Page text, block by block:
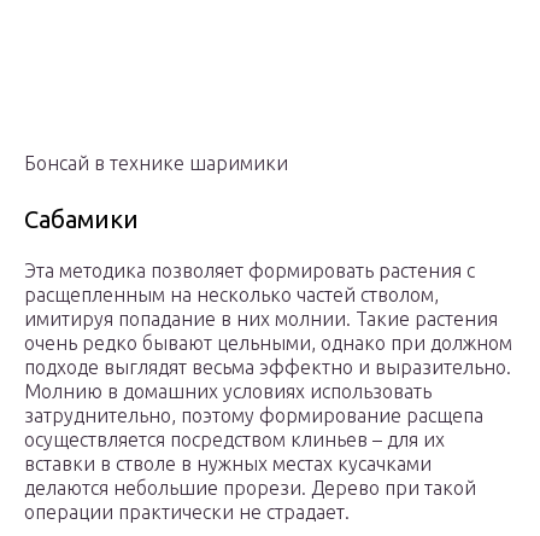
Бонсай в технике шаримики
Сабамики
Эта методика позволяет формировать растения с
расщепленным на несколько частей стволом,
имитируя попадание в них молнии. Такие растения
очень редко бывают цельными, однако при должном
подходе выглядят весьма эффектно и выразительно.
Молнию в домашних условиях использовать
затруднительно, поэтому формирование расщепа
осуществляется посредством клиньев – для их
вставки в стволе в нужных местах кусачками
делаются небольшие прорези. Дерево при такой
операции практически не страдает.